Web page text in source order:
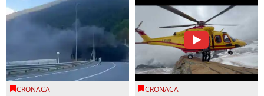
CRONACA CRONACA